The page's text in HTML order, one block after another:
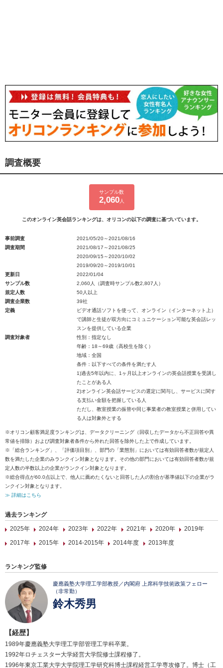
調査概要
サンプル数
2,060人
このオンライン英会話ランキングは、オリコンの以下の調査に基づいています。
事前調査
2021/05/20～2021/08/16
調査期間
2021/08/17～2021/08/25
2020/09/15～2020/10/02
2019/09/20～2019/10/01
更新日
2022/01/04
サンプル数
2,060人（調査時サンプル数2,807人）
規定人数
50人以上
調査企業数
39社
定義
ビデオ通話ソフトを使って、オンライン（インターネット上）
で講師と生徒が双方向にコミュニケーション可能な英会話レッ
スンを提供している企業
調査対象者
性別：指定なし
年齢：18～69歳（高校生を除く）
地域：全国
条件：以下すべての条件を満たす人
1)過去5年以内に、1ヶ月以上オンラインの英会話授業を受講し
たことがある人
2)オンライン英会話サービスの選定に関与し、サービスに関す
る支払い金額を把握している人
ただし、教室授業の振替や同じ事業者の教室授業と併用してい
る人は対象外とする
※オリコン顧客満足度ランキングは、データクリーニング（回収したデータから不正回答や異
常値を排除）および調査対象者条件から外れた回答を除外した上で作成しています。
※「総合ランキング」、「評価項目別」、部門の「業態別」においては有効回答者数が規定人
数を満たした企業のみランクイン対象となります。その他の部門においては有効回答者数が規
定人数の半数以上の企業がランクイン対象となります。
※総合得点が60.0点以上で、他人に薦めたくないと回答した人の割合が基準値以下の企業がラ
ンクイン対象となります。
≫ 詳細はこちら
過去ランキング
2025年
2024年 2023年 2022年 2021年 2020年
2019年
2017年
2015年 2014-2015年 2014年度 2013年度
ランキング監修
慶應義塾大学理工学部教授／内閣府 上席科学技術政策フェロー
（非常勤）
鈴木秀男
【経歴】
1989年慶應義塾大学理工学部管理工学科卒業。
1992年ロチェスター大学経営大学院修士課程修了。
1996年東京工業大学大学院理工学研究科博士課程経営工学専攻修了。博士（工